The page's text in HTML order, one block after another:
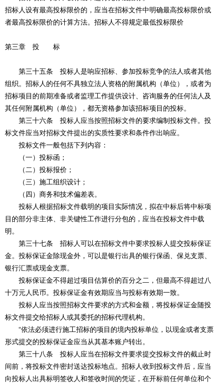
招标人设有最高投标限价的，应当在招标文件中明确最高投标限价或
者最高投标限价的计算方法。招标人不得规定最低投标限价
第三章 投 标
第三十五条 投标人是响应招标、参加投标竞争的法人或者其他
组织。招标人的任何不具独立法人资格的附属机构（单位），或者为
招标项目的前期准备或者监理工作提供设计、咨询服务的任何法人及
其任何附属机构（单位），都无资格参加该招标项目的投标。
第三十六条 投标人应当按照招标文件的要求编制投标文件。投
标文件应当对招标文件提出的实质性要求和条件作出响应。
投标文件一般包括下列内容：
（一）投标函；
（二）投标报价；
（三）施工组织设计；
（四）商务和技术偏差表。
投标人根据招标文件载明的项目实际情况，拟在中标后将中标项
目的部分非主体、非关键性工作进行分包的，应当在投标文件中载
明。
第三十七条 招标人可以在招标文件中要求投标人提交投标保证
金。投标保证金除现金外，可以是银行出具的银行保函、保兑支票、
银行汇票或现金支票。
投标保证金不得超过项目估算价的百分之二，但最高不得超过八
十万元人民币。投标保证金有效期应当与投标有效期一致。
投标人应当按照招标文件要求的方式和金额，将投标保证金随投
标文件提交给招标人或其委托的招标代理机构。
“依法必须进行施工招标的项目的境内投标单位，以现金或者支票
形式提交的投标保证金应当从其基本账户转出。
第三十八条 投标人应当在招标文件要求提交投标文件的截止时
间前，将投标文件密封送达投标地点。招标人收到投标文件后，应当
向投标人出具标明签收人和签收时间的凭证，在开标前任何单位和个